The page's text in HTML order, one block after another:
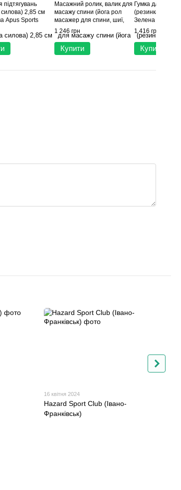
підтягувань
2,85 см
Apus Sports
Масажний ролик, валик для
масажу спини (йога рол
масажер для спини, шиї,
ніг) Apus Sports Блакитний
1 246 грн
Купити
Гумка для
(резинка
Зелена Apus
1 416 грн
Купити
16 квітня 2024
Hazard Sport Club (Івано-
Франківськ)